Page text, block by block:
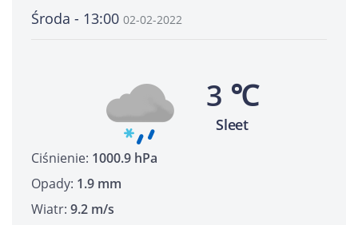
Środa - 13:00 02-02-2022
3 ℃
Sleet
Ciśnienie: 1000.9 hPa
Opady: 1.9 mm
Wiatr: 9.2 m/s